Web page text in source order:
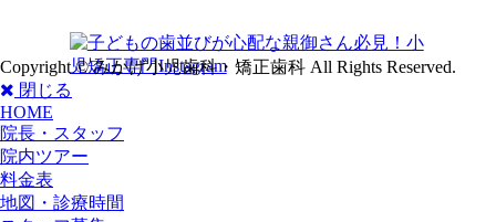
Copyright © みかげ小児歯科・矯正歯科 All Rights Reserved.
閉じる
HOME
院長・スタッフ
院内ツアー
料金表
地図・診療時間